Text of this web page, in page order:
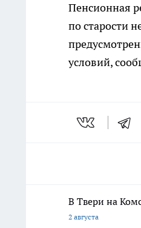
Пенсионная
по старости
условий,
В Твери на
2 августа